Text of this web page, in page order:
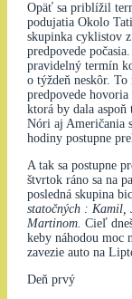
Opäť sa priblížil
podujatia Okolo
skupinka cyklistov
predpovede
pravidelný termín
o týždeň neskôr.
predpovede
ktorá by dala aspoň
Nóri aj Američania
hodiny postupne
A tak sa postupne
štvrtok ráno sa na
posledná skupina
statočných : Kamil,
Martinom. Cieľ
keby náhodou moc
zavezie auto na
Deň prvý